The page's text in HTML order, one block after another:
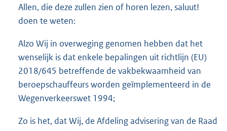
Allen, die deze zullen zien of horen lezen, saluut!
doen te weten:
Alzo Wij in overweging genomen hebben dat het
wenselijk is dat enkele bepalingen uit richtlijn (EU)
2018/645 betreffende de vakbekwaamheid van
beroepschauffeurs worden geïmplementeerd in de
Wegenverkeerswet 1994;
Zo is het, dat Wij, de Afdeling advisering van de Raad